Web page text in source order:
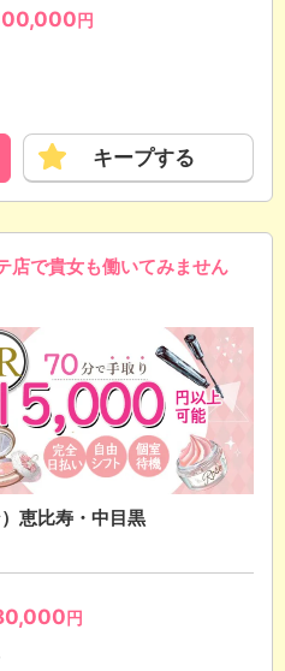
円
キープする
店で貴女も働いてみません
恵比寿・中目黒
円